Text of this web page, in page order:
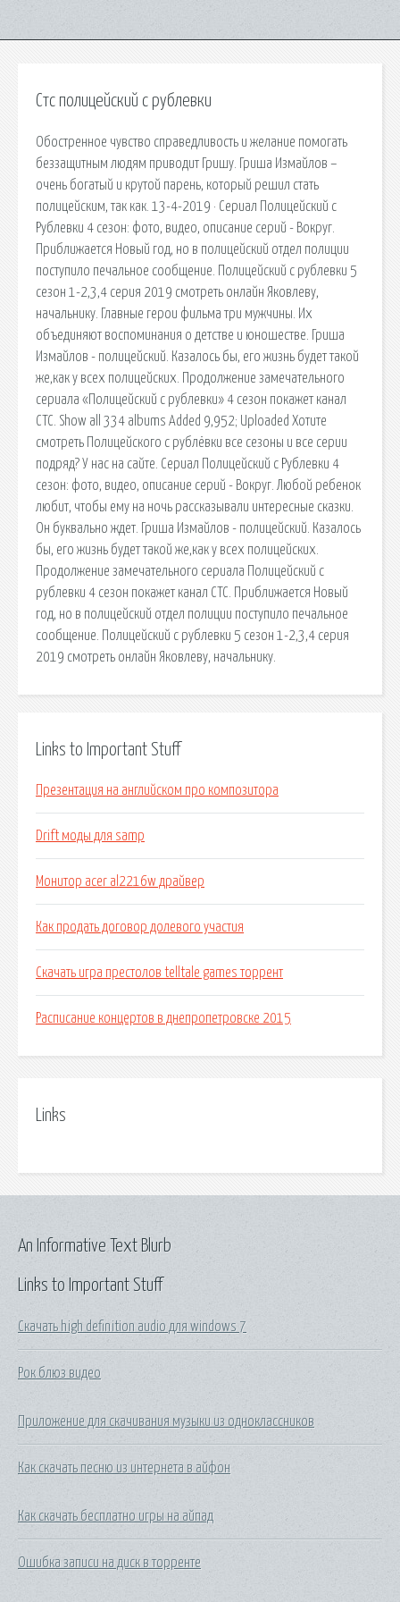
Стс полицейский с рублевки
Обостренное чувство справедливость и желание помогать
беззащитным людям приводит Гришу. Гриша Измайлов –
очень богатый и крутой парень, который решил стать
полицейским, так как. 13-4-2019 · Сериал Полицейский с
Рублевки 4 сезон: фото, видео, описание серий - Вокруг.
Приближается Новый год, но в полицейский отдел полиции
поступило печальное сообщение. Полицейский с рублевки 5
сезон 1-2,3,4 серия 2019 смотреть онлайн Яковлеву,
начальнику. Главные герои фильма три мужчины. Их
объединяют воспоминания о детстве и юношестве. Гриша
Измайлов - полицейский. Казалось бы, его жизнь будет такой
же,как у всех полицейских. Продолжение замечательного
сериала «Полицейский с рублевки» 4 сезон покажет канал
СТС. Show all 334 albums Added 9,952; Uploaded Хотите
смотреть Полицейского с рублёвки все сезоны и все серии
подряд? У нас на сайте. Сериал Полицейский с Рублевки 4
сезон: фото, видео, описание серий - Вокруг. Любой ребенок
любит, чтобы ему на ночь рассказывали интересные сказки.
Он буквально ждет. Гриша Измайлов - полицейский. Казалось
бы, его жизнь будет такой же,как у всех полицейских.
Продолжение замечательного сериала Полицейский с
рублевки 4 сезон покажет канал СТС. Приближается Новый
год, но в полицейский отдел полиции поступило печальное
сообщение. Полицейский с рублевки 5 сезон 1-2,3,4 серия
2019 смотреть онлайн Яковлеву, начальнику.
Links to Important Stuff
Презентация на английском про композитора
Drift моды для samp
Монитор acer al2216w драйвер
Как продать договор долевого участия
Скачать игра престолов telltale games торрент
Расписание концертов в днепропетровске 2015
Links
Links to Important Stuff
Скачать high definition audio для windows 7
Рок блюз видео
Приложение для скачивания музыки из одноклассников
Как скачать песню из интернета в айфон
Как скачать бесплатно игры на айпад
Ошибка записи на диск в торренте
An Informative Text Blurb